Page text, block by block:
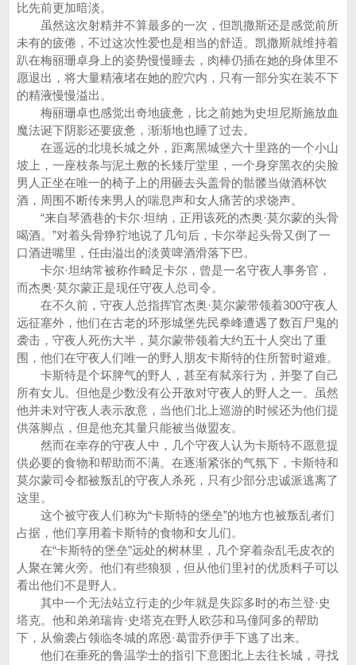
比先前更加暗淡。
虽然这次射精并不算最多的一次，但凯撒斯还是感觉前所
未有的疲倦，不过这次性爱也是相当的舒适。凯撒斯就维持着
趴在梅丽珊卓身上的姿势慢慢睡去，肉棒仍插在她的身体里不
愿退出，将大量精液堵在她的腔穴内，只有一部分实在装不下
的精液慢慢溢出。
梅丽珊卓也感觉出奇地疲惫，比之前她为史坦尼斯施放血
魔法诞下阴影还要疲惫，渐渐地也睡了过去。
在遥远的北境长城之外，距离黑城堡六十里路的一个小山
坡上，一座枝条与泥土敷的长矮厅堂里，一个身穿黑衣的尖脸
男人正坐在唯一的椅子上的用砸去头盖骨的骷髅当做酒杯饮
酒，周围不断传来男人的喘息声和女人痛苦的求饶声。
“来自琴酒巷的卡尔·坦纳，正用该死的杰奥·莫尔蒙的头骨
喝酒。”对着头骨狰狞地说了几句后，卡尔举起头骨又倒了一
口酒进嘴里，任由溢出的淡黄啤酒滑落下巴。
卡尔·坦纳常被称作畸足卡尔，曾是一名守夜人事务官，
而杰奥·莫尔蒙正是现任守夜人总司令。
在不久前，守夜人总指挥官杰奥·莫尔蒙带领着300守夜人
远征塞外，他们在古老的环形城堡先民拳峰遭遇了数百尸鬼的
袭击，守夜人死伤大半，莫尔蒙带领着大约五十人突出了重
围，他们在守夜人们唯一的野人朋友卡斯特的住所暂时避难。
卡斯特是个坏脾气的野人，甚至有弑亲行为，并娶了自己
所有女儿。但他是少数没有公开敌对守夜人的野人之一。虽然
他并未对守夜人表示敌意，当他们北上巡游的时候还为他们提
供落脚点，但是他充其量只能被当做盟友。
然而在幸存的守夜人中，几个守夜人认为卡斯特不愿意提
供必要的食物和帮助而不满。在逐渐紧张的气氛下，卡斯特和
莫尔蒙司令都被叛乱的守夜人杀死，只有少部分忠诚派逃离了
这里。
这个被守夜人们称为“卡斯特的堡垒”的地方也被叛乱者们
占据，他们享用着卡斯特的食物和女儿们。
在“卡斯特的堡垒”远处的树林里，几个穿着杂乱毛皮衣的
人聚在篝火旁。他们有些狼狈，但从他们里衬的优质料子可以
看出他们不是野人。
其中一个无法站立行走的少年就是失踪多时的布兰登·史
塔克。他和弟弟瑞肯·史塔克在野人欧莎和马僮阿多的帮助
下，从偷袭占领临冬城的席恩·葛雷乔伊手下逃了出来。
他们在垂死的鲁温学士的指引下意图北上去往长城，寻找